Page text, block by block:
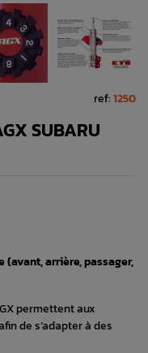
ref:1250
SUBARU
arrière, passager,
permettent aux
de s’adapter à des